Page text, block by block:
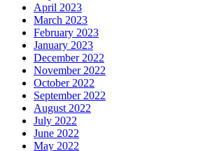
April 2023
March 2023
February 2023
January 2023
December 2022
November 2022
October 2022
September 2022
August 2022
July 2022
June 2022
May 2022